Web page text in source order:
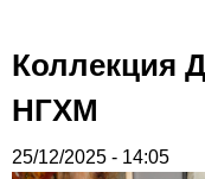
Коллекция
НГХМ
25/12/2025 - 14:05